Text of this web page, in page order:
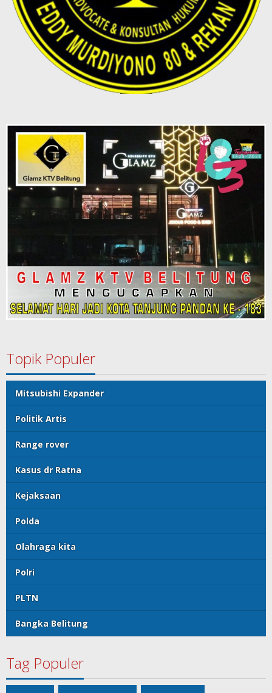
Topik Populer
Mitsubishi Expander
Politik Artis
Range rover
Kasus dr Ratna
Kejaksaan
Polda
Olahraga kita
Polri
PLTN
Bangka Belitung
Tag Populer